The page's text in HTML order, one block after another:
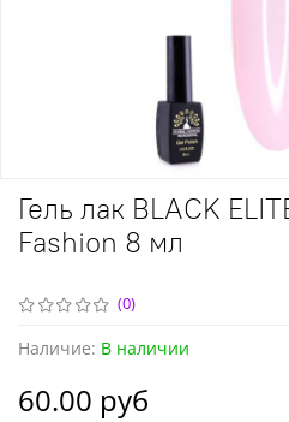
(0)
Наличие: В наличии
Гель лак BLACK
Fashion 8 мл
60.00 руб